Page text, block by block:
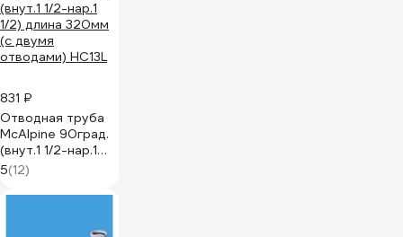
831 ₽
Отводная труба
McAlpine 90град.
(внут.1 1/2-нар.1
1/2) длина 320мм
(с двумя
отводами) HC13L
5(12)